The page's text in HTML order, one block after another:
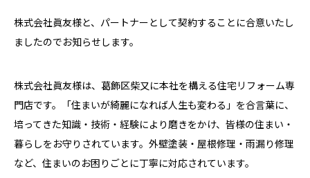
株式会社眞友様と、パートナーとして契約することに合意いたし
ましたのでお知らせします。
株式会社眞友様は、葛飾区柴又に本社を構える住宅リフォーム専
門店です。「住まいが綺麗になれば人生も変わる」を合言葉に、
培ってきた知識・技術・経験により磨きをかけ、皆様の住まい・
暮らしをお守りされています。外壁塗装・屋根修理・雨漏り修理
など、住まいのお困りごとに丁寧に対応されています。